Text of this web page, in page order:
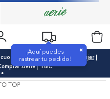
¡Aquí puedes
rastrear tu pedido!
×
0% interés |Comprar Mujer|
Aerie|T&C
TOP